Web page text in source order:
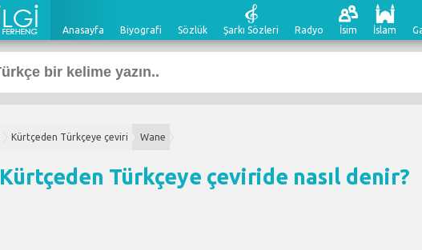
Anasayfa Biyografi Sözlük Şarkı Sözleri Radyo İsim İslam
Kürtçeden Türkçeye çeviri Wane
Kürtçeden Türkçeye çeviride nasıl denir?